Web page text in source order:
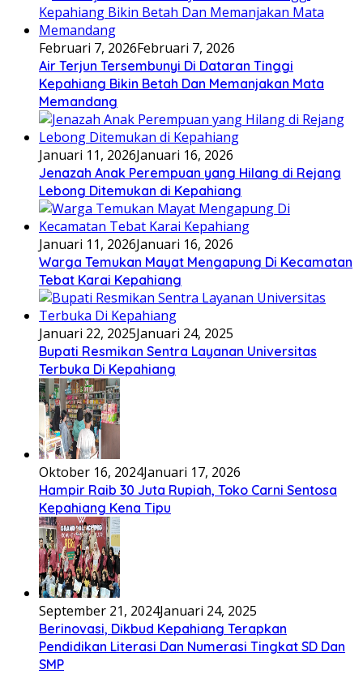
Februari 7, 2026Februari 7, 2026
Air Terjun Tersembunyi Di Dataran Tinggi
Kepahiang Bikin Betah Dan Memanjakan Mata
Memandang
Januari 11, 2026Januari 16, 2026
Jenazah Anak Perempuan yang Hilang di Rejang
Lebong Ditemukan di Kepahiang
Januari 11, 2026Januari 16, 2026
Warga Temukan Mayat Mengapung Di Kecamatan
Tebat Karai Kepahiang
Januari 22, 2025Januari 24, 2025
Bupati Resmikan Sentra Layanan Universitas
Terbuka Di Kepahiang
Oktober 16, 2024Januari 17, 2026
Hampir Raib 30 Juta Rupiah, Toko Carni Sentosa
Kepahiang Kena Tipu
September 21, 2024Januari 24, 2025
Berinovasi, Dikbud Kepahiang Terapkan
Pendidikan Literasi Dan Numerasi Tingkat SD Dan
SMP